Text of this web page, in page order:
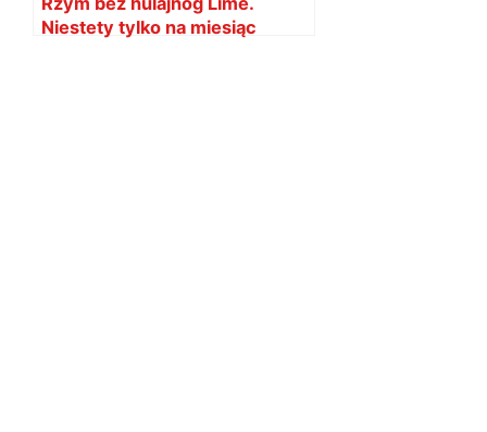
Niestety tylko na miesiąc